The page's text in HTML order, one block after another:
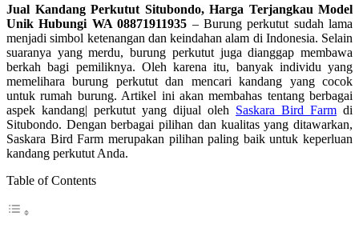
Jual Kandang Perkutut Situbondo, Harga Terjangkau Model
Unik Hubungi WA 08871911935 – Burung perkutut sudah lama
menjadi simbol ketenangan dan keindahan alam di Indonesia. Selain
suaranya yang merdu, burung perkutut juga dianggap membawa
berkah bagi pemiliknya. Oleh karena itu, banyak individu yang
memelihara burung perkutut dan mencari kandang yang cocok
untuk rumah burung. Artikel ini akan membahas tentang berbagai
aspek kandang| perkutut yang dijual oleh Saskara Bird Farm di
Situbondo. Dengan berbagai pilihan dan kualitas yang ditawarkan,
Saskara Bird Farm merupakan pilihan paling baik untuk keperluan
kandang perkutut Anda.
Table of Contents